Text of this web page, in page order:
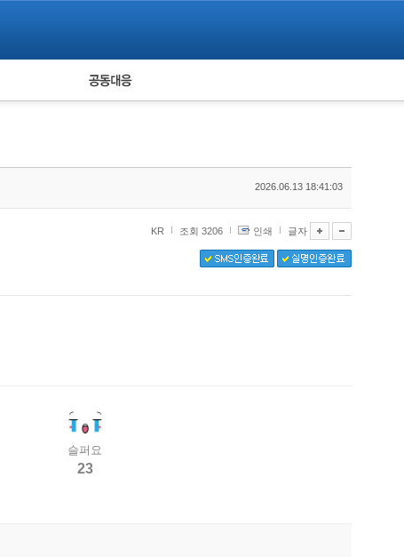
피해자 공동대응
2026.06.13 18:41:03
KR 조회 3206 인쇄 글자
슬퍼요
23